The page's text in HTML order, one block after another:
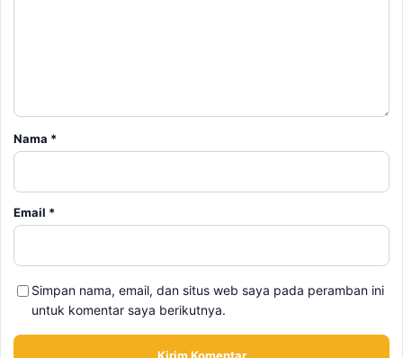
Nama *
Email *
Simpan nama, email, dan situs web saya pada peramban ini
untuk komentar saya berikutnya.